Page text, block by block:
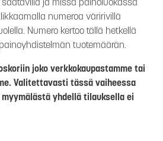
ja missä painoluokassa
numeroa väririvillä
Numero kertoo tällä hetkellä
tuotemäärän.
joko verkkokaupastamme tai
Valitettavasti tässä vaiheessa
yhdellä tilauksella ei